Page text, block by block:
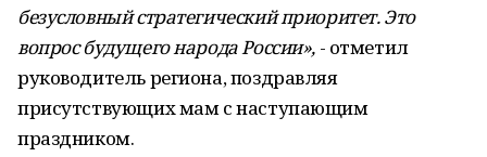
безусловный стратегический приоритет. Это
вопрос будущего народа России»,- отметил
руководитель региона, поздравляя
присутствующих мам с наступающим
праздником.